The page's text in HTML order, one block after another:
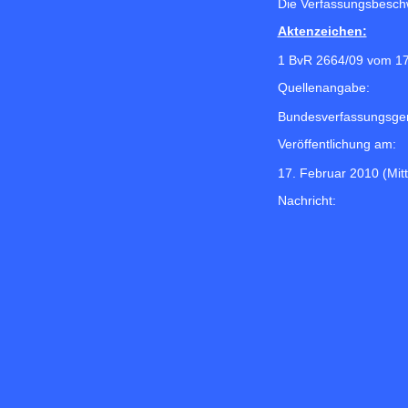
Die
Aktenzeichen:
1 BvR 2664/09 vom
Quellenangabe:
Veröffentlichung am:
17. Februar 2010
Nachricht: